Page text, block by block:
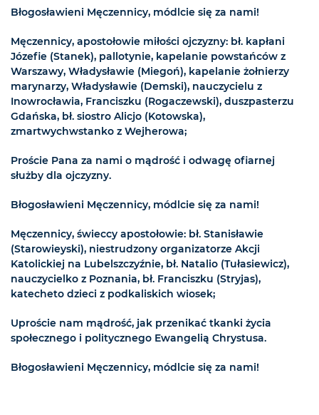
Błogosławieni Męczennicy, módlcie się za nami!
Męczennicy, apostołowie miłości ojczyzny: bł. kapłani
Józefie (Stanek), pallotynie, kapelanie powstańców z
Warszawy, Władysławie (Miegoń), kapelanie żołnierzy
marynarzy, Władysławie (Demski), nauczycielu z
Inowrocławia, Franciszku (Rogaczewski), duszpasterzu
Gdańska, bł. siostro Alicjo (Kotowska),
zmartwychwstanko z Wejherowa;
Proście Pana za nami o mądrość i odwagę ofiarnej
służby dla ojczyzny.
Błogosławieni Męczennicy, módlcie się za nami!
Męczennicy, świeccy apostołowie: bł. Stanisławie
(Starowieyski), niestrudzony organizatorze Akcji
Katolickiej na Lubelszczyźnie, bł. Natalio (Tułasiewicz),
nauczycielko z Poznania, bł. Franciszku (Stryjas),
katecheto dzieci z podkaliskich wiosek;
Uproście nam mądrość, jak przenikać tkanki życia
społecznego i politycznego Ewangelią Chrystusa.
Błogosławieni Męczennicy, módlcie się za nami!